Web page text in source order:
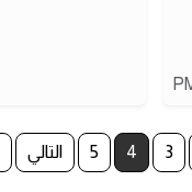
3
4
5 التالي